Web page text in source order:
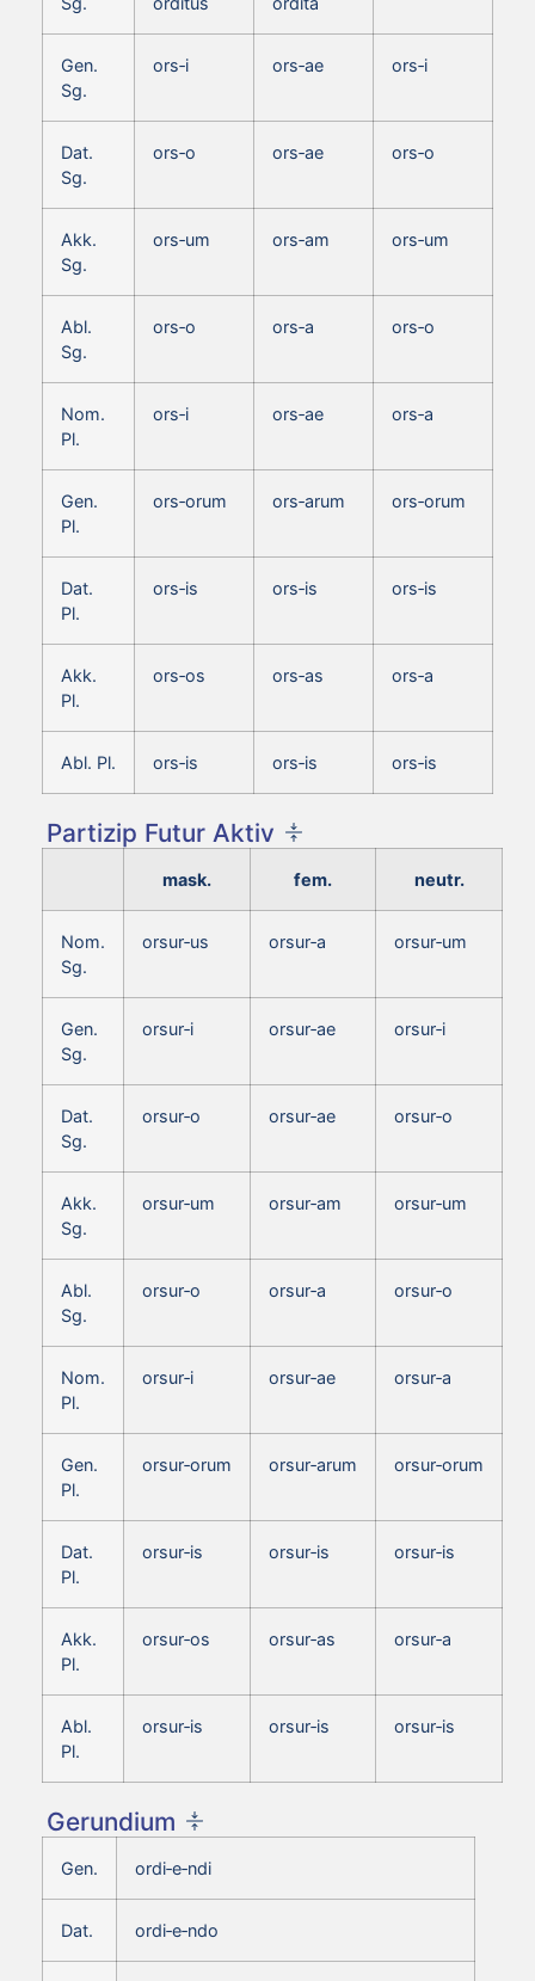
Gen.
Sg.
ors‑i ors‑ae ors‑i
Dat.
Sg.
ors‑o ors‑ae ors‑o
Akk.
Sg.
ors‑um ors‑am ors‑um
Abl.
Sg.
ors‑o ors‑a ors‑o
Nom.
Pl.
ors‑i ors‑ae ors‑a
Gen.
Pl.
ors‑orum ors‑arum ors‑orum
Dat.
Pl.
ors‑is ors‑is ors‑is
Akk.
Pl.
ors‑os ors‑as ors‑a
Abl. Pl. ors‑is ors‑is ors‑is
Partizip Futur Aktiv
mask. fem. neutr.
Nom.
Sg.
orsur‑us orsur‑a orsur‑um
Gen.
Sg.
orsur‑i orsur‑ae orsur‑i
Dat.
Sg.
orsur‑o orsur‑ae orsur‑o
Akk.
Sg.
orsur‑um orsur‑am orsur‑um
Abl.
Sg.
orsur‑o orsur‑a orsur‑o
Nom.
Pl.
orsur‑i orsur‑ae orsur‑a
Gen.
Pl.
orsur‑orum orsur‑arum orsur‑orum
Dat.
Pl.
orsur‑is orsur‑is orsur‑is
Akk.
Pl.
orsur‑os orsur‑as orsur‑a
Abl.
Pl.
orsur‑is orsur‑is orsur‑is
Gerundium
Gen. ordi‑e‑ndi
Dat. ordi‑e‑ndo